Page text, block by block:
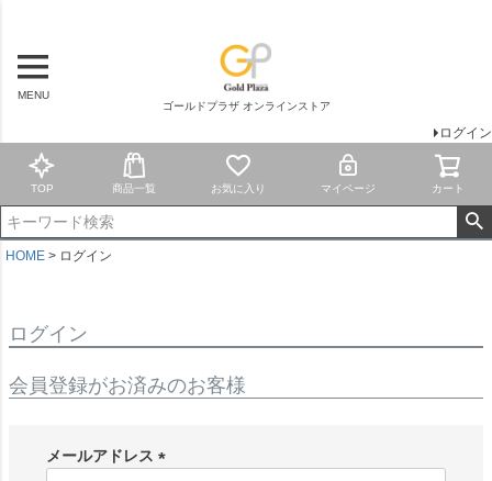
MENU
ゴールドプラザ オンラインストア
ログイン
TOP 商品一覧 お気に入り マイページ カート
HOME ログイン
ログイン
会員登録がお済みのお客様
メールアドレス